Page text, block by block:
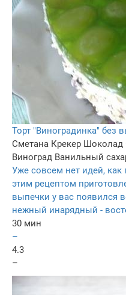
Торт "Виноградинка" без
Сметана Крекер Шоколад
Виноград Ванильный
Уже совсем нет идей, как
этим рецептом
выпечки у вас появился
нежный инарядный -
30 мин
–
4.3
–